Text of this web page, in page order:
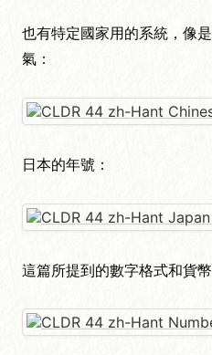
也有特定國家用的系統，像
氣：
日本的年號：
這篇所提到的數字格式和貨幣